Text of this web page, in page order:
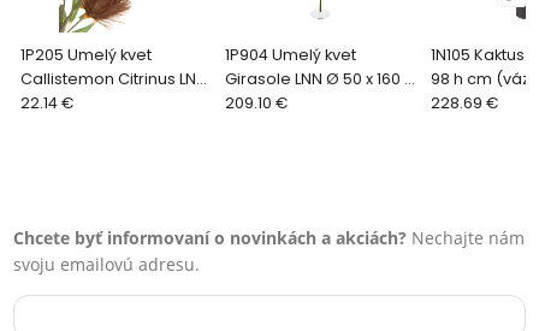
1P205 Umelý kvet
Callistemon Citrinus LNN
92 h cm
22.14 €
1P904 Umelý kvet
Girasole LNN Ø 50 x 160 h
cm
209.10 €
1N105 Kaktus
98 h cm
228.69 €
Chcete byť informovaní o novinkách a akciách? Nechajte nám
svoju emailovú adresu.